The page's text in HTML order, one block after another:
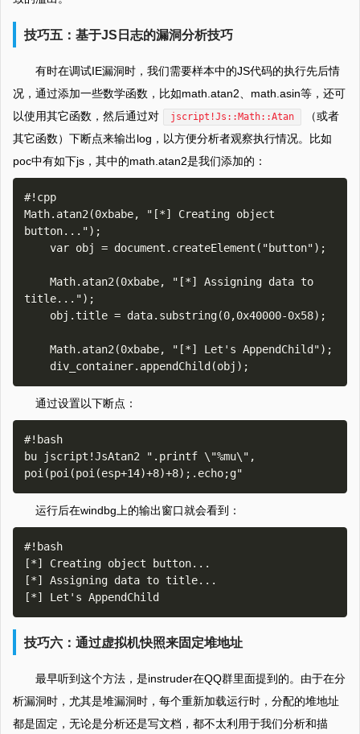
技巧五：基于JS日志的漏洞分析技巧
有时在调试IE漏洞时，我们需要样本中的JS代码的执行先后情
况，通过添加一些数学函数，比如math.atan2、math.asin等，还可
以使用其它函数，然后通过对
jscript!Js::Math::Atan
（或者
其它函数）下断点来输出log，以方便分析者观察执行情况。比如
poc中有如下js，其中的math.atan2是我们添加的：
#!cpp
Math.atan2(0xbabe, "[*] Creating object
button...");
title...");
通过设置以下断点：
#!bash
bu jscript!JsAtan2 ".printf \"%mu\",
运行后在windbg上的输出窗口就会看到：
#!bash
[*] Creating object button...
[*] Assigning data to title...
技巧六：通过虚拟机快照来固定堆地址
最早听到这个方法，是instruder在QQ群里面提到的。由于在分
析漏洞时，尤其是堆漏洞时，每个重新加载运行时，分配的堆地址
都是固定，无论是分析还是写文档，都不太利用于我们分析和描